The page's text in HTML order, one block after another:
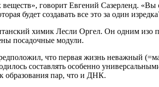
говорит Евгений Сазерленд. «Вы
будет создавать все это за один
химик Лесли Оргел. Он одним
посадочные модули.
что первая жизнь неважный
составлять особенно
образования пар, что и ДНК.